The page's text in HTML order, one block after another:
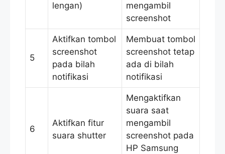
lengan)
mengambil
screenshot
5
Aktifkan tombol
screenshot
pada bilah
notifikasi
Membuat tombol
screenshot tetap
ada di bilah
notifikasi
6
Aktifkan fitur
suara shutter
Mengaktifkan
suara saat
mengambil
screenshot pada
HP Samsung